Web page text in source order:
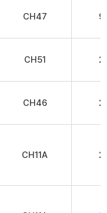
CH47
CH51
CH46
CH11A